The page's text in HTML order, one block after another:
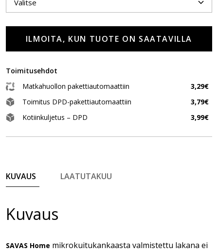
ILMOITA, KUN TUOTE ON SAATAVILLA
Toimitusehdot
Matkahuollon pakettiautomaattiin
3,29€
Toimitus DPD-pakettiautomaattiin
3,79€
Kotiinkuljetus – DPD
3,99€
KUVAUS LAATUTAKUU
Kuvaus
SAVAS Home mikrokuitukankaasta valmistettu lakana ei